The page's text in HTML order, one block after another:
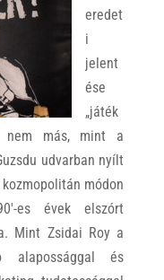
eredet
i
jelent
ése
„játék
nem más, mint a
udvarban nyílt
módon
es évek elszórt
Mint Zsidai Roy a
alapossággal és